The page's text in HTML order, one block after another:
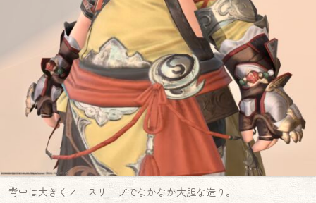
背中は大きくノースリーブでなかなか大胆な造り。